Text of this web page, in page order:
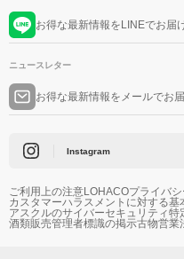
お得な最新情報をLINEでお届
ニュースレター
お得な最新情報をメールでお
Instagram
ご利用上の注意LOHACOプライバ
カスタマーハラスメントに対する基
アスクルのサイバーセキュリティ特
酒類販売管理者標識の掲示古物営業